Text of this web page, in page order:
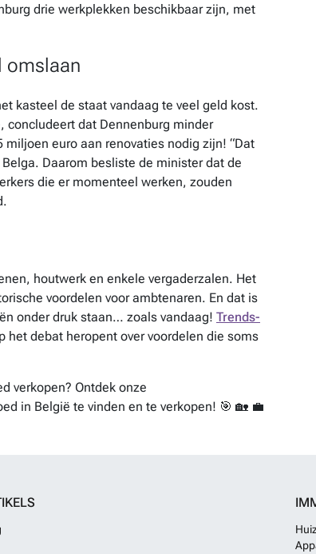
drie werkplekken beschikbaar zijn, met
omslaan
kasteel de staat vandaag te veel geld kost.
concludeert dat Dennenburg minder
euro aan renovaties nodig zijn! “Dat
Daarom besliste de minister dat de
die er momenteel werken, zouden
houtwerk en enkele vergaderzalen. Het
voordelen voor ambtenaren. En dat is
onder druk staan… zoals vandaag! Trends-
het debat heropent over voordelen die soms
verkopen? Ontdek onze
in België te vinden en te verkopen! 🎯 🏡 💼